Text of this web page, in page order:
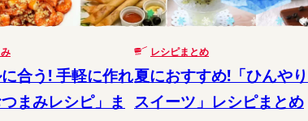
合う! 手軽に作れ
まみレシピ」ま
レシピまとめ
夏におすすめ!「ひんやり
スイーツ」レシピまとめ